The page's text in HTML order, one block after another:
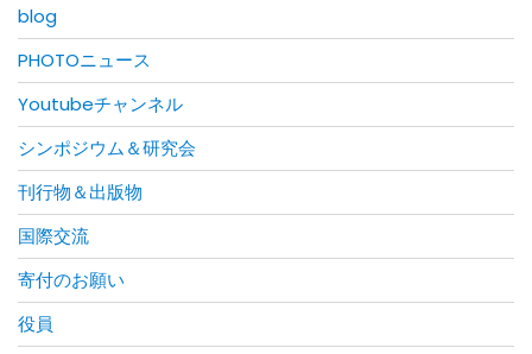
blog
PHOTOニュース
Youtubeチャンネル
シンポジウム＆研究会
刊行物＆出版物
国際交流
寄付のお願い
役員